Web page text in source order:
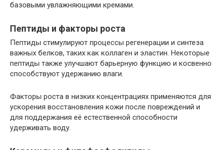
базовыми увлажняющими кремами.
Пептиды и факторы роста
Пептиды стимулируют процессы регенерации и синтеза
важных белков, таких как коллаген и эластин. Некоторые
пептиды также улучшают барьерную функцию и косвенно
способствуют удержанию влаги.
Факторы роста в низких концентрациях применяются для
ускорения восстановления кожи после повреждений и
для поддержания её естественной способности
удерживать воду.